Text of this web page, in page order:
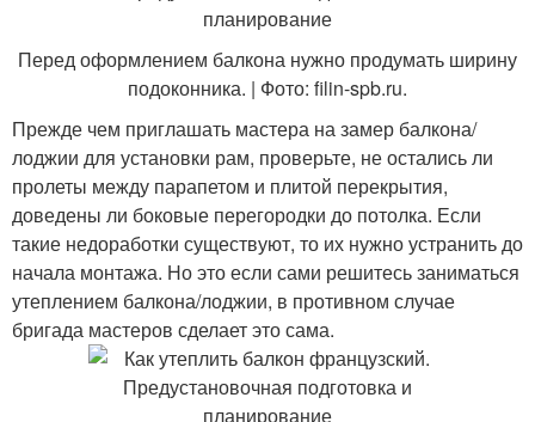
Перед оформлением балкона нужно продумать ширину
подоконника. | Фото: filin-spb.ru.
Прежде чем приглашать мастера на замер балкона/
лоджии для установки рам, проверьте, не остались ли
пролеты между парапетом и плитой перекрытия,
доведены ли боковые перегородки до потолка. Если
такие недоработки существуют, то их нужно устранить до
начала монтажа. Но это если сами решитесь заниматься
утеплением балкона/лоджии, в противном случае
бригада мастеров сделает это сама.